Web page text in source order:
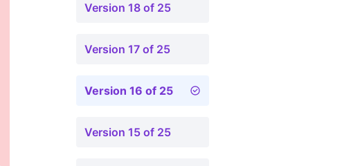
Version 18 of 25
Version 17 of 25
Version 16 of 25
Version 15 of 25